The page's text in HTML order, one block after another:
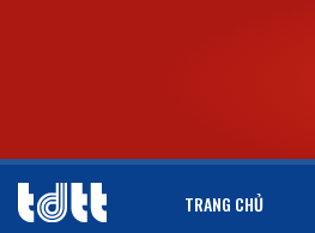
TRANG CHỦ